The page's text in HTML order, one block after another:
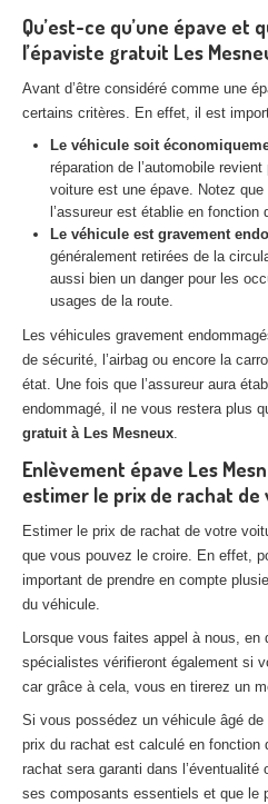
Centreagréé VHU 93 : casse
Centreagréé VHU 95 : casse
DOCUMENTS À JOINDRE
RACHATVÉHICULES
CONTACT
Qu’est-ce qu’une épave et
l’épaviste gratuit Les
Avant d’être considéré comme une
certains critères. En effet, il est
Le véhicule soit
réparation de l’automobile
voiture est une épave. Notez
l’assureur est établie en fonction
Le véhicule est gravement
généralement retirées de la
aussi bien un danger pour les
usages de la route.
Les véhicules gravement
de sécurité, l’airbag ou encore la
état. Une fois que l’assureur aura
endommagé, il ne vous restera plus
gratuit à Les Mesneux.
Enlèvement épave Les
estimer le prix de rachat
Estimer le prix de rachat de votre
que vous pouvez le croire. En effet,
important de prendre en compte
du véhicule.
Lorsque vous faites appel à nous, en
spécialistes vérifieront également si
car grâce à cela, vous en tirerez un
Si vous possédez un véhicule âgé
prix du rachat est calculé en fonction
rachat sera garanti dans
ses composants essentiels et que le